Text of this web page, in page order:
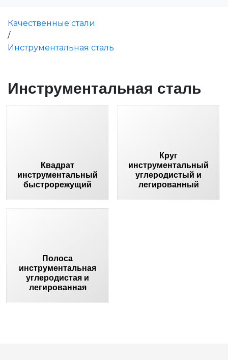
Качественные стали
/
Инструментальная сталь
Инструментальная сталь
Квадрат
инструментальный
быстрорежущий
Круг
инструментальный
углеродистый и
легированный
Полоса
инструментальная
углеродистая и
легированная